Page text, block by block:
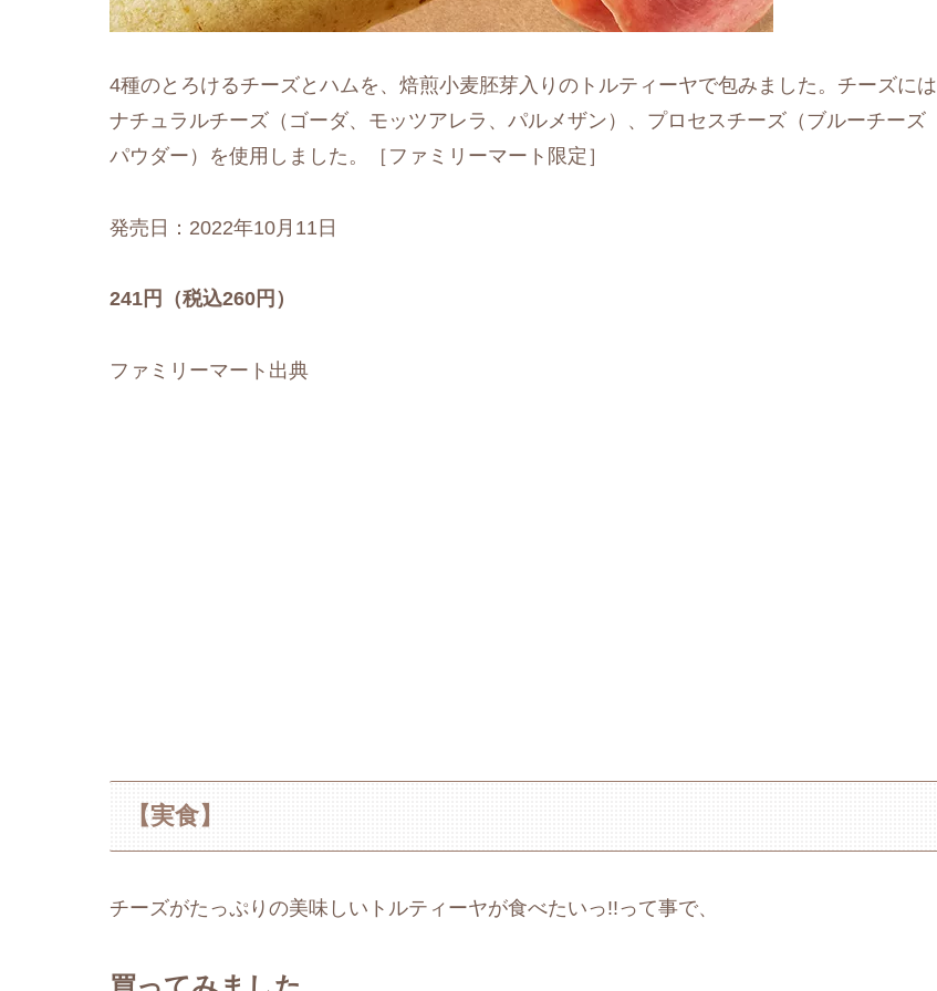
4種のとろけるチーズとハムを、焙煎小麦胚芽入りのトルティーヤで包みました。チーズには
ナチュラルチーズ（ゴーダ、モッツアレラ、パルメザン）、プロセスチーズ（ブルーチーズ
パウダー）を使用しました。［ファミリーマート限定］
発売日：2022年10月11日
241円（税込260円）
ファミリーマート出典
【実食】
チーズがたっぷりの美味しいトルティーヤが食べたいっ!!って事で、